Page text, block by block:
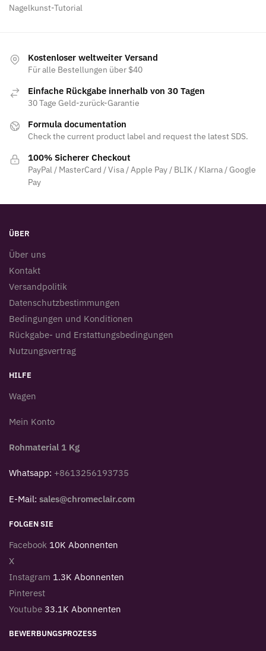
Nagelkunst-Tutorial
Kostenloser weltweiter Versand
Für alle Bestellungen über $40
Einfache Rückgabe innerhalb von 30 Tagen
30 Tage Geld-zurück-Garantie
Formula documentation
Check the current product label and request the latest SDS.
100% Sicherer Checkout
PayPal / MasterCard / Visa / Apple Pay / BLIK / Klarna / Google
Pay
ÜBER
Über uns
Kontakt
Versandpolitik
Datenschutzbestimmungen
Bedingungen und Konditionen
Rückgabe- und Erstattungsbedingungen
Nutzungsvertrag
HILFE
Wagen
Mein Konto
Rohmaterial 1 Kg
Whatsapp: +8613256193735
E-Mail: sales@chromeclair.com
FOLGEN SIE
Facebook 10K Abonnenten
X
Instagram 1.3K Abonnenten
Pinterest
Youtube 33.1K Abonnenten
BEWERBUNGSPROZESS